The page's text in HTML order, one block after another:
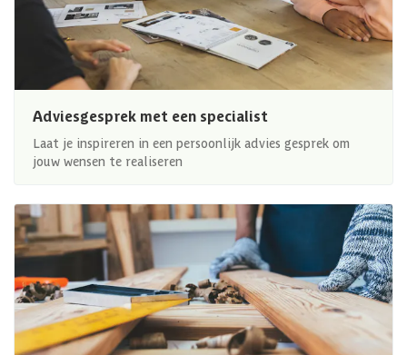
Adviesgesprek met een specialist
Laat je inspireren in een persoonlijk advies gesprek om
jouw wensen te realiseren